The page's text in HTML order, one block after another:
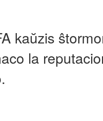
kaŭzis
la